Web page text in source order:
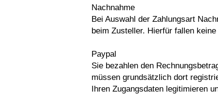
Nachnahme
Bei Auswahl der Zahlungsart
beim Zusteller. Hierfür fallen
Paypal
Sie bezahlen den
müssen grundsätzlich dort
Ihren Zugangsdaten legitimieren